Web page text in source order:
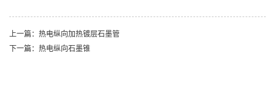
上一篇：热电纵向加热镀层石墨管
下一篇：热电纵向石墨锥